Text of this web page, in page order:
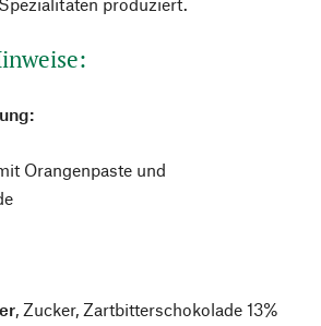
Orangenpaste und
, Zucker, Zartbitterschokolade 13%